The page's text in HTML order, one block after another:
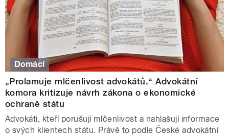
Domácí
„Prolamuje mlčenlivost advokátů.“ Advokátní
komora kritizuje návrh zákona o ekonomické
ochraně státu
Advokáti, kteří porušují mlčenlivost a nahlašují informace
o svých klientech státu. Právě to podle České advokátní